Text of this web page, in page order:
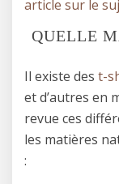
article sur le
QUELLE
Il existe des t-
et d’autres en
revue ces
les matières
: